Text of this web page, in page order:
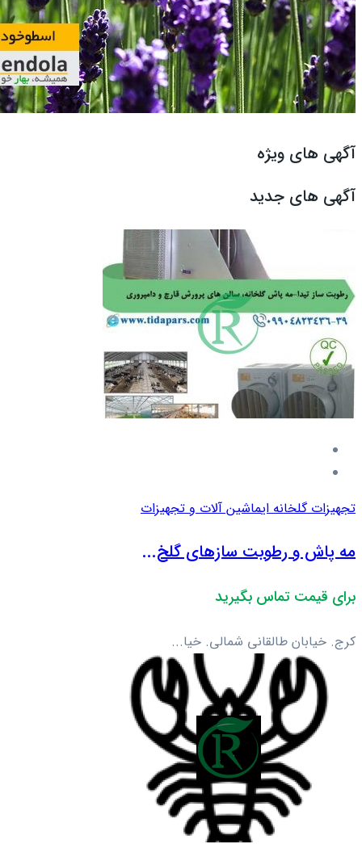
آگهی های ویژه
آگهی های جدید
تجهیزات گلخانه ایماشین آلات و تجهیزات
مه پاش و رطوبت سازهای گلخ...
برای قیمت تماس بگیرید
کرج. خیابان طالقانی شمالی. خیا...